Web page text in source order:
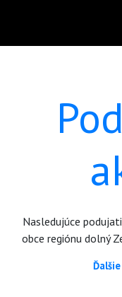
Nasledujúce
obce regiónu dolný